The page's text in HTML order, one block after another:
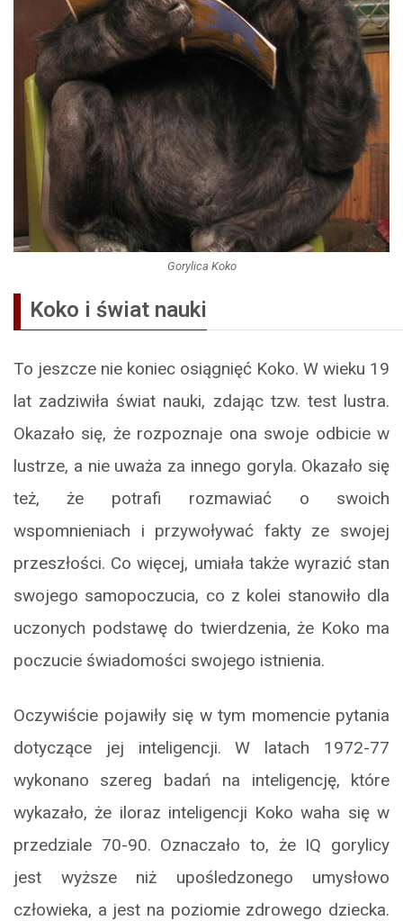
Gorylica Koko
Koko i świat nauki
To jeszcze nie koniec osiągnięć Koko. W wieku 19
lat zadziwiła świat nauki, zdając tzw. test lustra.
Okazało się, że rozpoznaje ona swoje odbicie w
lustrze, a nie uważa za innego goryla. Okazało się
też, że potrafi rozmawiać o swoich
wspomnieniach i przywoływać fakty ze swojej
przeszłości. Co więcej, umiała także wyrazić stan
swojego samopoczucia, co z kolei stanowiło dla
uczonych podstawę do twierdzenia, że Koko ma
poczucie świadomości swojego istnienia.
Oczywiście pojawiły się w tym momencie pytania
dotyczące jej inteligencji. W latach 1972-77
wykonano szereg badań na inteligencję, które
wykazało, że iloraz inteligencji Koko waha się w
przedziale 70-90. Oznaczało to, że IQ gorylicy
jest wyższe niż upośledzonego umysłowo
człowieka, a jest na poziomie zdrowego dziecka.